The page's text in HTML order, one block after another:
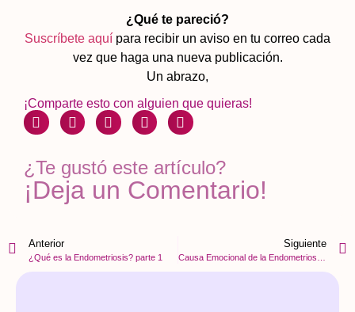
¿Qué te pareció?
Suscríbete aquí para recibir un aviso en tu correo cada
vez que haga una nueva publicación.
Un abrazo,
¡Comparte esto con alguien que quieras!
¿Te gustó este artículo?
¡Deja un Comentario!
Anterior
¿Qué es la Endometriosis? parte 1
Siguiente
Causa Emocional de la Endometriosis parte 3